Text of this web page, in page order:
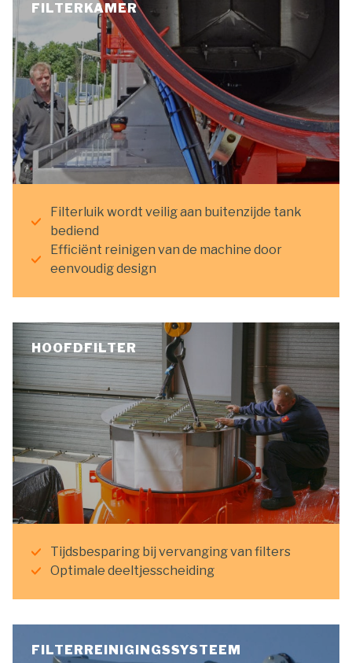
FILTERKAMER
Filterluik wordt veilig aan buitenzijde tank
bediend
Efficiënt reinigen van de machine door
eenvoudig design
HOOFDFILTER
Tijdsbesparing bij vervanging van filters
Optimale deeltjesscheiding
FILTERREINIGINGSSYSTEEM